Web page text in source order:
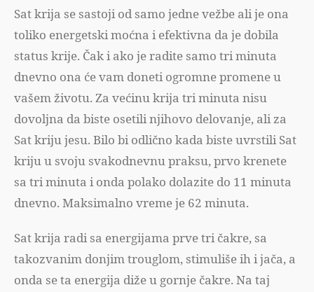
Sat krija se sastoji od samo jedne vežbe ali je ona
toliko energetski moćna i efektivna da je dobila
status krije. Čak i ako je radite samo tri minuta
dnevno ona će vam doneti ogromne promene u
vašem životu. Za većinu krija tri minuta nisu
dovoljna da biste osetili njihovo delovanje, ali za
Sat kriju jesu. Bilo bi odlično kada biste uvrstili Sat
kriju u svoju svakodnevnu praksu, prvo krenete
sa tri minuta i onda polako dolazite do 11 minuta
dnevno. Maksimalno vreme je 62 minuta.
Sat krija radi sa energijama prve tri čakre, sa
takozvanim donjim trouglom, stimuliše ih i jača, a
onda se ta energija diže u gornje čakre. Na taj